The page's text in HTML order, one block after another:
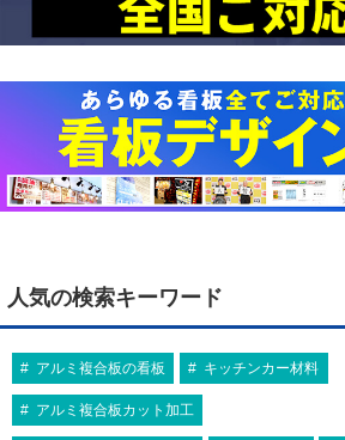
人気の検索キーワード
アルミ複合板の看板 キッチンカー材料
アルミ複合板カット加工